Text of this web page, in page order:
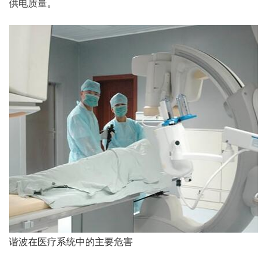
供电质量。
谐波在医疗系统中的主要危害